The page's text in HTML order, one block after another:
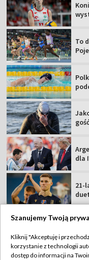
To
dla
21-
Szanujemy Twoją
Kliknij "Akceptuję i
korzystanie z technologii
dostęp do informacji na